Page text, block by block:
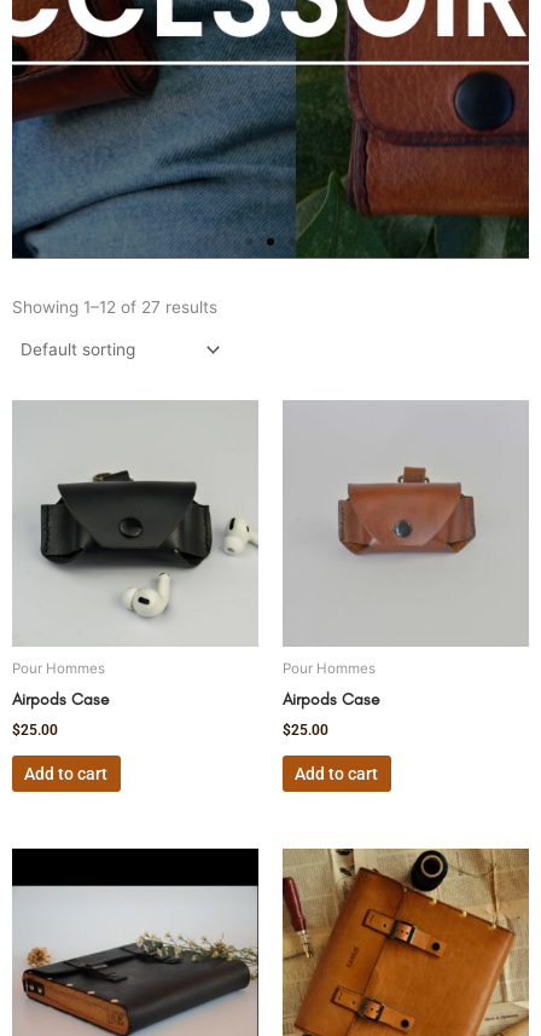
Showing 1–12 of 27 results
Pour Hommes
Airpods Case
$25.00
Add to cart
Pour Hommes
Airpods Case
$25.00
Add to cart